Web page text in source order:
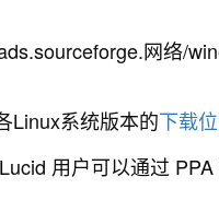
网络/
Linux系统版本的下载
用户可以通过